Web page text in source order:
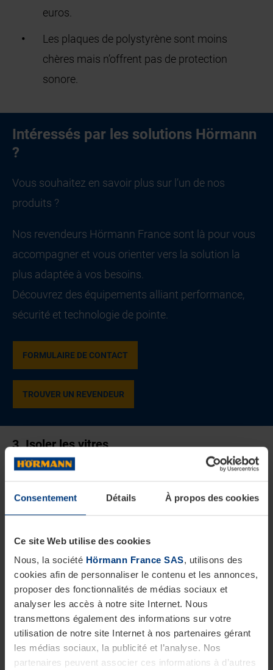
Consentement Détails À propos des cookies
Ce site Web utilise des cookies
Nous, la société Hörmann France SAS, utilisons des
cookies afin de personnaliser le contenu et les annonces,
proposer des fonctionnalités de médias sociaux et
analyser les accès à notre site Internet. Nous
transmettons également des informations sur votre
utilisation de notre site Internet à nos partenaires gérant
les médias sociaux, la publicité et l’analyse. Nos
partenaires peuvent associer ces informations à d’autres
euros.
Les plaques de polystyrène sont moins
chères mais n’offrent pas de protection
sonore.
Intéressés par les solutions Hörmann
?
Vous souhaitez en savoir plus sur l’un de nos
produits ?
Nos revendeurs Hörmann France sont là pour vous
accompagner et vous orienter vers la solution la
plus adaptée à vos besoins.
Découvrez des équipements alliant performance,
sécurité et technologie de pointe.
FORMULAIRE DE CONTACT
TROUVER UN REVENDEUR
3. Isoler les vitres
Si votre porte d’entrée dispose d'une ou plusieurs
vitres, vous devrez les isoler afin d'éviter que le froid
ne rentre dans votre maison. En effet, les vitres sont
matière d’isolation.
Isoler une vitre peut se faire de deux façons :
Soit vous la remplacez par un double ou
même triple vitrage. Il s’agit de l’option la plus
chère (entre 150 et 300 euros par mètre